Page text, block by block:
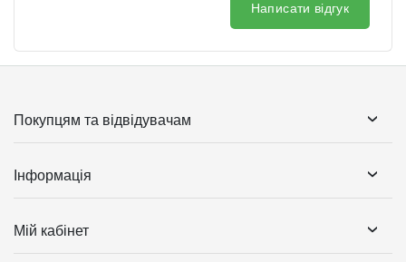
Написати відгук
Покупцям та відвідувачам
Інформація
Мій кабінет